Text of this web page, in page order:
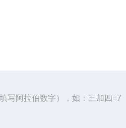
写阿拉伯数字），如：三加四=7